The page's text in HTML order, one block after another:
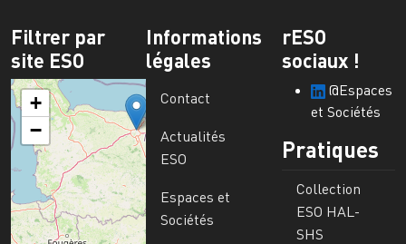
Filtrer par
site ESO
+
−
Informations
légales
Contact
Actualités
ESO
Espaces et
Sociétés
rESO
sociaux !
@Espaces
et Sociétés
Pratiques
Collection
ESO HAL-
SHS